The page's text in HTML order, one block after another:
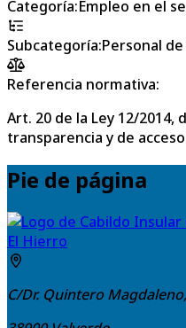
Categoría:Empleo en el
Subcategoría:Personal
Referencia normativa:
Art. 20 de la Ley 12/2014,
transparencia y de
Pie de página
El Hierro
C/Dr. Quintero